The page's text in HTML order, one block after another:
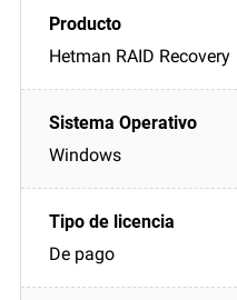
Hetman RAID Recovery
Windows
De pago